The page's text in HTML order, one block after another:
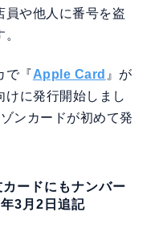
員や他人に番号を盗
で『Apple Card 』が
けに発行開始しまし
ンカードが初めて発
ードにもナンバー
3月2日追記